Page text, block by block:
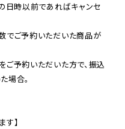
日時以前であればキャンセ
でご予約いただいた商品が
ご予約いただいた方で、振込
場合。
す】